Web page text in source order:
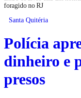
foragido no RJ
Santa Quitéria
Polícia
dinheiro e
presos